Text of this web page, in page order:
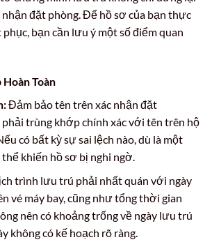
đặt phòng. Để hồ sơ của bạn thực
bạn cần lưu ý một số điểm quan
Toàn
Đảm bảo tên trên xác nhận đặt
trùng khớp chính xác với tên trên hộ
có bất kỳ sự sai lệch nào, dù là một
thể khiến hồ sơ bị nghi ngờ.
trình lưu trú phải nhất quán với ngày
vé máy bay, cũng như tổng thời gian
nên có khoảng trống về ngày lưu trú
không có kế hoạch rõ ràng.